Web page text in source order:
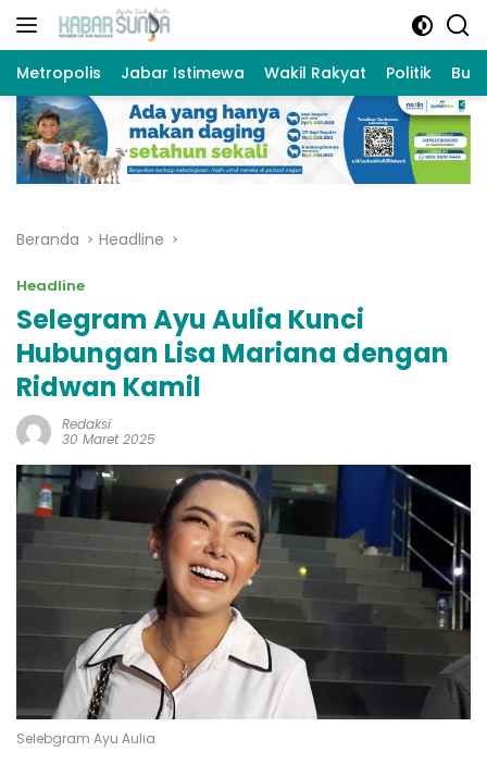
Langsung
Metropolis Jabar Istimewa Wakil Rakyat Politik
Beranda Headline
Headline
Selegram Ayu Aulia Kunci
Hubungan Lisa Mariana dengan
Ridwan Kamil
Redaksi
30 Maret 2025
Selebgram Ayu Aulia